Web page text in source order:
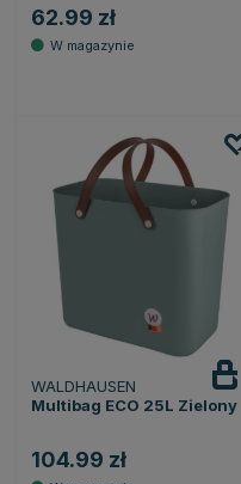
62.99 zł
WALDHAUSEN
Multibag ECO 25L Zielony
104.99 zł